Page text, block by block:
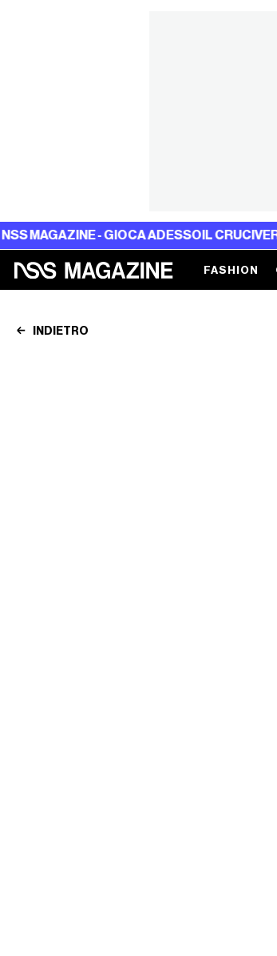
- GIOCA ADESSOIL CRUCIVERBA DI NSS
FASHION
INDIETRO